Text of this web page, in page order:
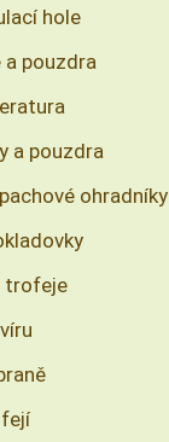
hole
a pouzdra
a pouzdra
ohradníky
trofeje